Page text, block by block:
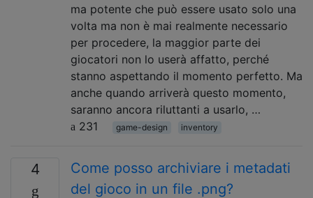
ma potente che può essere usato solo una
volta ma non è mai realmente necessario
per procedere, la maggior parte dei
giocatori non lo userà affatto, perché
stanno aspettando il momento perfetto. Ma
anche quando arriverà questo momento,
saranno ancora riluttanti a usarlo, …
231
game-design inventory
4
Come posso archiviare i metadati
del gioco in un file .png?